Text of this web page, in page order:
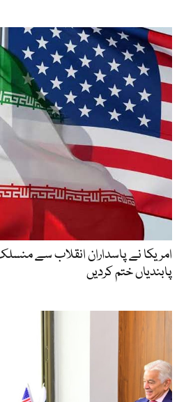
امریکا نے پاسداران انقلاب سے
پابندیاں ختم کردیں